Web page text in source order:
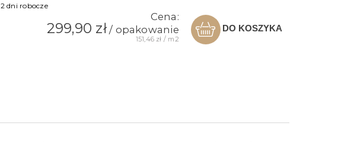
2 dni robocze
Cena:
299,90 zł/ opakowanie
151,46 zł / m2
DO KOSZYKA